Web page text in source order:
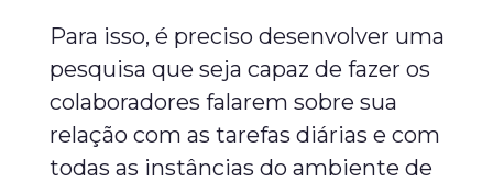
Para isso, é preciso desenvolver uma
pesquisa que seja capaz de fazer os
colaboradores falarem sobre sua
relação com as tarefas diárias e com
todas as instâncias do ambiente de